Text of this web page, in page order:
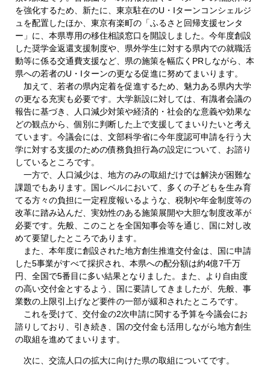
を強化するため、新たに、東京駐在のU・Iターンコンシェルジ
ュを配置したほか、東京有楽町の「ふるさと回帰支援センタ
ー」に、本県専用の移住相談窓口を開設しました。今年度創設
した奨学金返還支援制度や、県外学生に対する県内での就職活
動等に係る交通費支援など、県の施策を幅広くPRしながら、本
県への若者のU・Iターンの更なる促進に努めてまいります。
加えて、若者の県内定着を促進するため、魅力ある県内大学
の更なる充実も必要です。大学新設に対しては、有識者会議の
報告に基づき、人口減少対策や経済的・社会的な意義や効果な
どの観点から、個別に判断した上で支援してまいりたいと考え
ています。今議会には、文部科学省に今年度認可申請を行う大
学に対する支援のための債務負担行為の設定について、お諮り
しているところです。
一方で、人口減少は、地方のみの取組だけでは解決が困難な
課題でもあります。国レベルにおいて、多くの子どもを生み育
てる方々の負担に一定程度報いるような、税制や年金制度等の
改革に踏み込んだ、実効性のある施策展開や大胆な制度改革が
必要です。先般、このことを全国知事会等を通じ、国に対し改
めて要望したところであります。
また、本年度に創設された地方創生推進交付金は、国に申請
した5事業がすべて採択され、本県への配分額は約4億7千万
円、全国で5番目に多い結果となりました。また、より自由度
の高い交付金とするよう、国に要請してきましたが、先般、事
業数の上限引上げなど要件の一部が緩和されたところです。
これを受けて、交付金の2次申請に関する予算を今議会にお
諮りしており、引き続き、国の交付金も活用しながら地方創生
の取組を進めてまいります。
次に、交流人口の拡大に向けた県の取組についてです。